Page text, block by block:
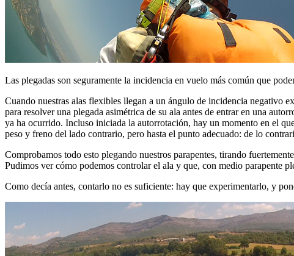
Las plegadas son seguramente la incidencia en vuelo más común que
Cuando nuestras alas flexibles llegan a un ángulo de incidencia negativo
para resolver una plegada asimétrica de su ala antes de entrar en una
ya ha ocurrido. Incluso iniciada la autorrotación, hay un momento en el
peso y freno del lado contrario, pero hasta el punto adecuado: de lo
Comprobamos todo esto plegando nuestros parapentes, tirando
Pudimos ver cómo podemos controlar el ala y que, con medio parapente
Como decía antes, contarlo no es suficiente: hay que experimentarlo, y